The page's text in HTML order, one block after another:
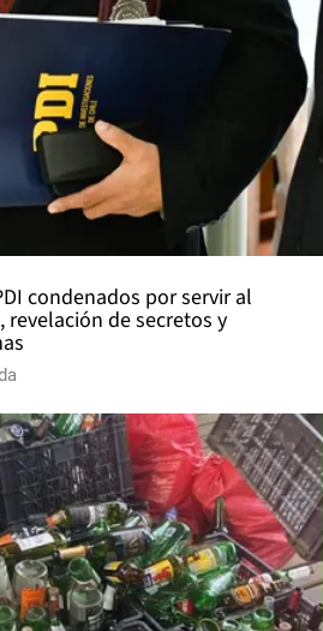
condenados por servir al
de secretos y